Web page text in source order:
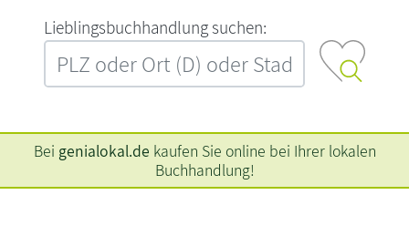
L‍i‍e‍b‍l‍i‍n‍g‍s‍b‍u‍c‍h‍h‍a‍n‍d‍l‍u‍n‍g‍ ‍s‍u‍c‍h‍e‍n‍:‍
Bei genialokal.de kaufen Sie online bei Ihrer lokalen
Buchhandlung!